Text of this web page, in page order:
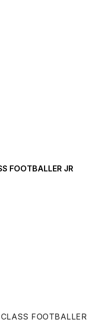
FOOTBALLER JR
FOOTBALLER